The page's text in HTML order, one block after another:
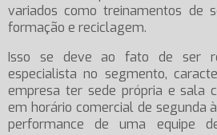
variados como treinamentos de
formação e reciclagem.
Isso se deve ao fato de ser
especialista no segmento,
empresa ter sede própria e sala
em horário comercial de segunda
performance de uma equipe